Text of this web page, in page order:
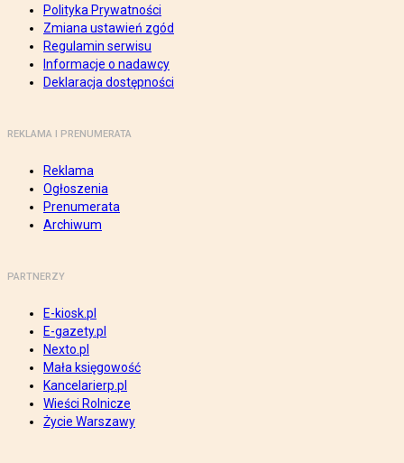
Polityka Prywatności
Zmiana ustawień zgód
Regulamin serwisu
Informacje o nadawcy
Deklaracja dostępności
REKLAMA I PRENUMERATA
Reklama
Ogłoszenia
Prenumerata
Archiwum
PARTNERZY
E-kiosk.pl
E-gazety.pl
Nexto.pl
Mała księgowość
Kancelarierp.pl
Wieści Rolnicze
Życie Warszawy